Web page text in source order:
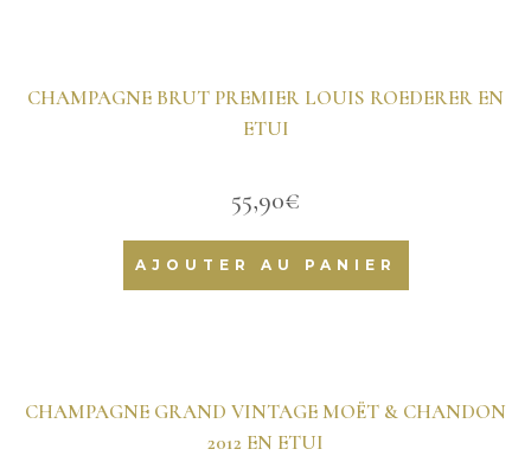
CHAMPAGNE BRUT PREMIER LOUIS ROEDERER EN
ETUI
55,90€
AJOUTER AU PANIER
CHAMPAGNE GRAND VINTAGE MOËT & CHANDON
2012 EN ETUI